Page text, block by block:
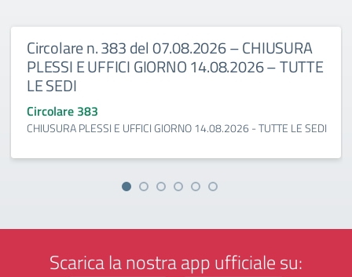
Circolare n. 383 del 07.08.2026 – CHIUSURA
PLESSI E UFFICI GIORNO 14.08.2026 – TUTTE
LE SEDI
Circolare 383
CHIUSURA PLESSI E UFFICI GIORNO 14.08.2026 - TUTTE LE SEDI
Scarica la nostra app ufficiale su: